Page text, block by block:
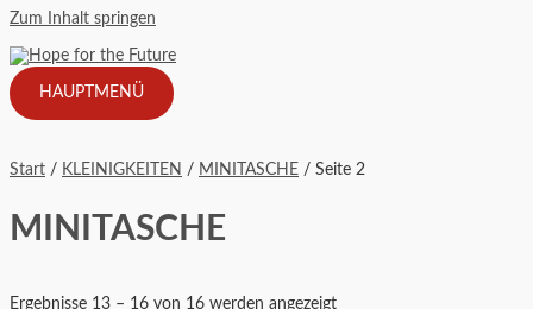
Zum Inhalt springen
HAUPTMENÜ
Start / KLEINIGKEITEN / MINITASCHE / Seite 2
MINITASCHE
Ergebnisse 13 – 16 von 16 werden angezeigt